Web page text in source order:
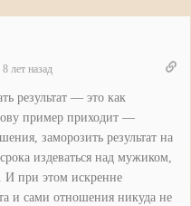
8 лет назад
результат — это как
пример приходит —
заморозить результат на
издеваться над мужиком,
И при этом искренне
и сами отношения никуда не